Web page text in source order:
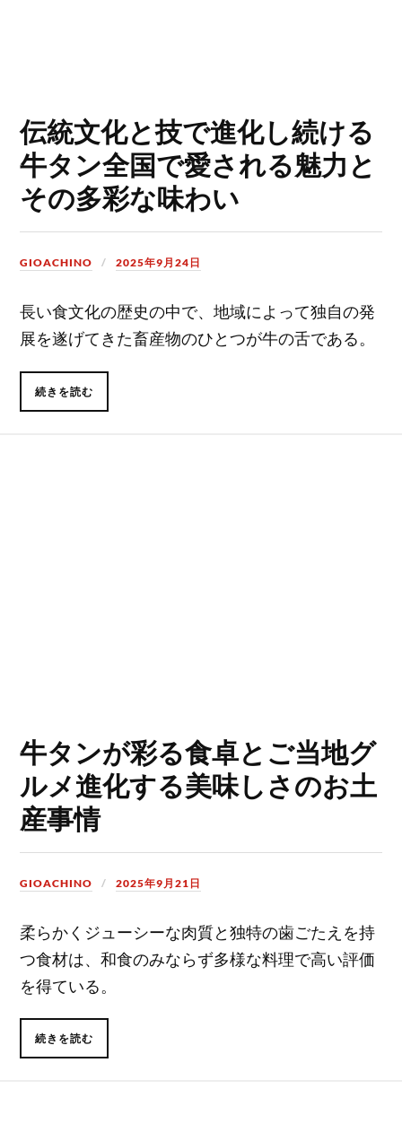
伝統文化と技で進化し続ける
牛タン全国で愛される魅力と
その多彩な味わい
GIOACHINO 2025年9月24日
長い食文化の歴史の中で、地域によって独自の発
展を遂げてきた畜産物のひとつが牛の舌である。
続きを読む
牛タンが彩る食卓とご当地グ
ルメ進化する美味しさのお土
産事情
GIOACHINO 2025年9月21日
柔らかくジューシーな肉質と独特の歯ごたえを持
つ食材は、和食のみならず多様な料理で高い評価
を得ている。
続きを読む